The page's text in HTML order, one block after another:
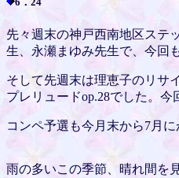
先々週末の神戸西南地区ステ
生、永瀬まゆみ先生で、今回
そして先週末は理恵子のリサ
プレリュードop.28でした。
コンペ予選も今月末から7月
雨の多いこの季節、晴れ間を